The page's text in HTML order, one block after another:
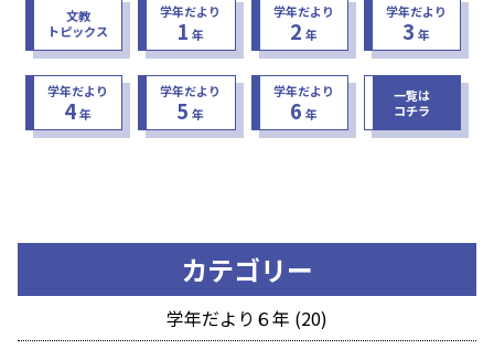
文教
トピックス
学年だより
1 年
学年だより
2 年
学年だより
3 年
学年だより
4年
学年だより
5 年
学年だより
6 年
一覧は
コチラ
カテゴリー
学年だより６年 (20)